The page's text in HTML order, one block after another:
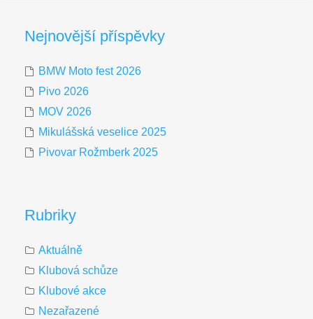
Nejnovější příspěvky
BMW Moto fest 2026
Pivo 2026
MOV 2026
Mikulášská veselice 2025
Pivovar Rožmberk 2025
Rubriky
Aktuálně
Klubová schůze
Klubové akce
Nezařazené